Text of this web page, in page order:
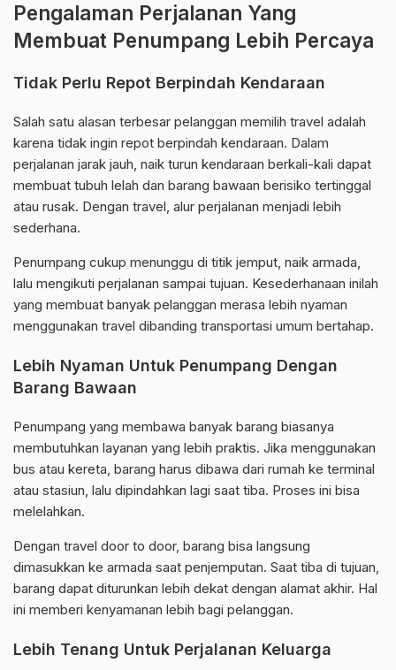
Pengalaman Perjalanan Yang
Membuat Penumpang Lebih Percaya
Tidak Perlu Repot Berpindah Kendaraan
Salah satu alasan terbesar pelanggan memilih travel adalah
karena tidak ingin repot berpindah kendaraan. Dalam
perjalanan jarak jauh, naik turun kendaraan berkali-kali dapat
membuat tubuh lelah dan barang bawaan berisiko tertinggal
atau rusak. Dengan travel, alur perjalanan menjadi lebih
sederhana.
Penumpang cukup menunggu di titik jemput, naik armada,
lalu mengikuti perjalanan sampai tujuan. Kesederhanaan inilah
yang membuat banyak pelanggan merasa lebih nyaman
menggunakan travel dibanding transportasi umum bertahap.
Lebih Nyaman Untuk Penumpang Dengan
Barang Bawaan
Penumpang yang membawa banyak barang biasanya
membutuhkan layanan yang lebih praktis. Jika menggunakan
bus atau kereta, barang harus dibawa dari rumah ke terminal
atau stasiun, lalu dipindahkan lagi saat tiba. Proses ini bisa
melelahkan.
Dengan travel door to door, barang bisa langsung
dimasukkan ke armada saat penjemputan. Saat tiba di tujuan,
barang dapat diturunkan lebih dekat dengan alamat akhir. Hal
ini memberi kenyamanan lebih bagi pelanggan.
Lebih Tenang Untuk Perjalanan Keluarga